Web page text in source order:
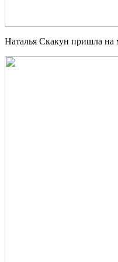
Наталья Скакун пришла на